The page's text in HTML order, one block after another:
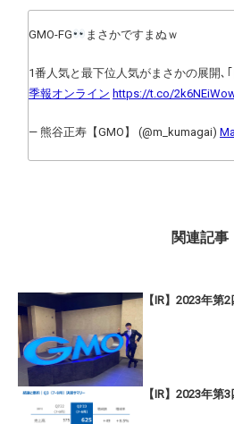
GMO-FG まさかですまぬｗ
1番人気と最下位人気がまさかの展開､
季報オンライン https://t.co/
— 熊谷正寿【GMO】 (@m_kumagai)
関連記事
【IR】2023年第
【IR】2023年第